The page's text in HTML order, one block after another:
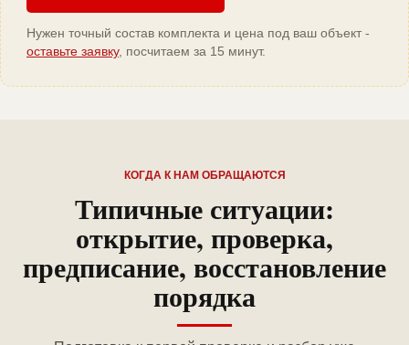
Нужен точный состав комплекта и цена под ваш объект -
оставьте заявку, посчитаем за 15 минут.
КОГДА К НАМ ОБРАЩАЮТСЯ
Типичные ситуации:
открытие, проверка,
предписание, восстановление
порядка